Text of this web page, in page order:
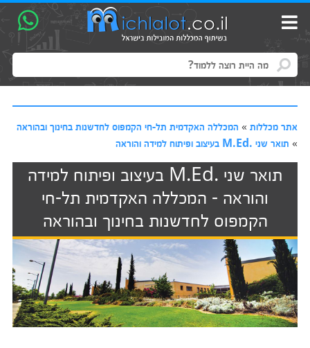
אתר מכללות» המכללה האקדמית תל-חי הקמפוס לחדשנות בחינוך ובהוראה
» תואר שני .M.Ed בעיצוב ופיתוח למידה והוראה
תואר שני .M.Ed בעיצוב ופיתוח למידה
והוראה - המכללה האקדמית תל-חי
הקמפוס לחדשנות בחינוך ובהוראה